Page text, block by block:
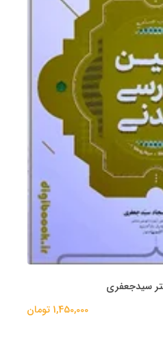
سیدجعفری
1,450,000 تومان